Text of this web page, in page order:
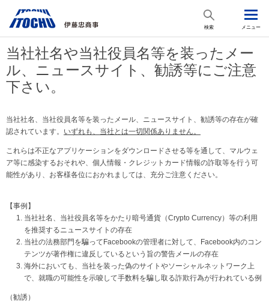
検索 メニュー
当社社名や当社役員名等を装ったメー
ル、ニュースサイト、勧誘等にご注意
下さい。
当社社名、当社役員名等を装ったメール、ニュースサイト、勧誘等の存在が確
認されています。 いずれも、当社とは一切関係ありません。
これらは不正なアプリケーションをダウンロードさせる等を通して、マルウェ
ア等に感染するおそれや、個人情報・クレジットカード情報の詐取等を行う可
能性があり、お客様各位におかれましては、充分ご注意ください。
【事例】
当社社名、当社役員名等をかたり暗号通貨（Crypto Currency）等の利用
を推奨するニュースサイトの存在
当社の法務部門を騙ってFacebookの管理者に対して、Facebook内のコン
テンツが著作権に違反しているという旨の警告メールの存在
海外においても、当社を装った偽のサイトやソーシャルネットワーク上
で、就職の可能性を示唆して手数料を騙し取る詐欺行為が行われている例
（勧誘）